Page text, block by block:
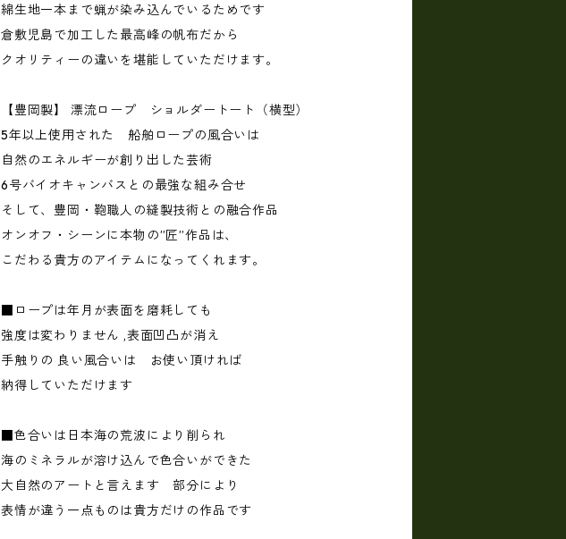
綿生地一本まで蝋が染み込んでいるためです
倉敷児島で加工した最高峰の帆布だから
クオリティーの違いを堪能していただけます。
【豊岡製】 漂流ロープ ショルダートート（横型）
5年以上使用された 船舶ロープの風合いは
自然のエネルギーが創り出した芸術
6号バイオキャンバスとの最強な組み合せ
そして、豊岡・鞄職人の縫製技術との融合作品
オンオフ・シーンに本物の”匠”作品は、
こだわる貴方のアイテムになってくれます。
■ロープは年月が表面を磨耗しても
強度は変わりません ,表面凹凸が消え
手触りの 良い風合いは お使い頂ければ
納得していただけます
■色合いは日本海の荒波により削られ
海のミネラルが溶け込んで色合いができた
大自然のアートと言えます 部分により
表情が違う一点ものは貴方だけの作品です